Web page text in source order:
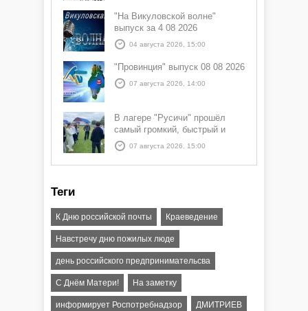
"На Викуловской волне"
выпуск за 4 08 2026
04 августа 2026, 15:00
"Провинция" выпуск 08 08 2026
07 августа 2026, 14:00
В лагере "Русичи" прошёл
самый громкий, быстрый и
азартный час дня — Спортчас
07 августа 2026, 15:00
Теги
К Дню российской почты Краеведение
Навстречу дню пожилых люде
день российского предпринимательсва
С Днём Матери! На заметку
информирует Роспотребнадзор ДМИТРИЕВ